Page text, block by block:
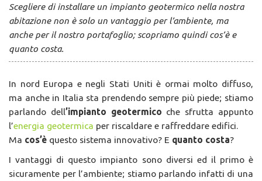
Scegliere di installare un impianto geotermico nella nostra
abitazione non è solo un vantaggio per l’ambiente, ma
anche per il nostro portafoglio; scopriamo quindi cos’è e
quanto costa.
In nord Europa e negli Stati Uniti è ormai molto diffuso,
ma anche in Italia sta prendendo sempre più piede; stiamo
parlando dell’impianto geotermico che sfrutta appunto
l’energia geotermica per riscaldare e raffreddare edifici.
Ma cos’è questo sistema innovativo? E quanto costa?
I vantaggi di questo impianto sono diversi ed il primo è
sicuramente per l’ambiente; stiamo parlando infatti di una